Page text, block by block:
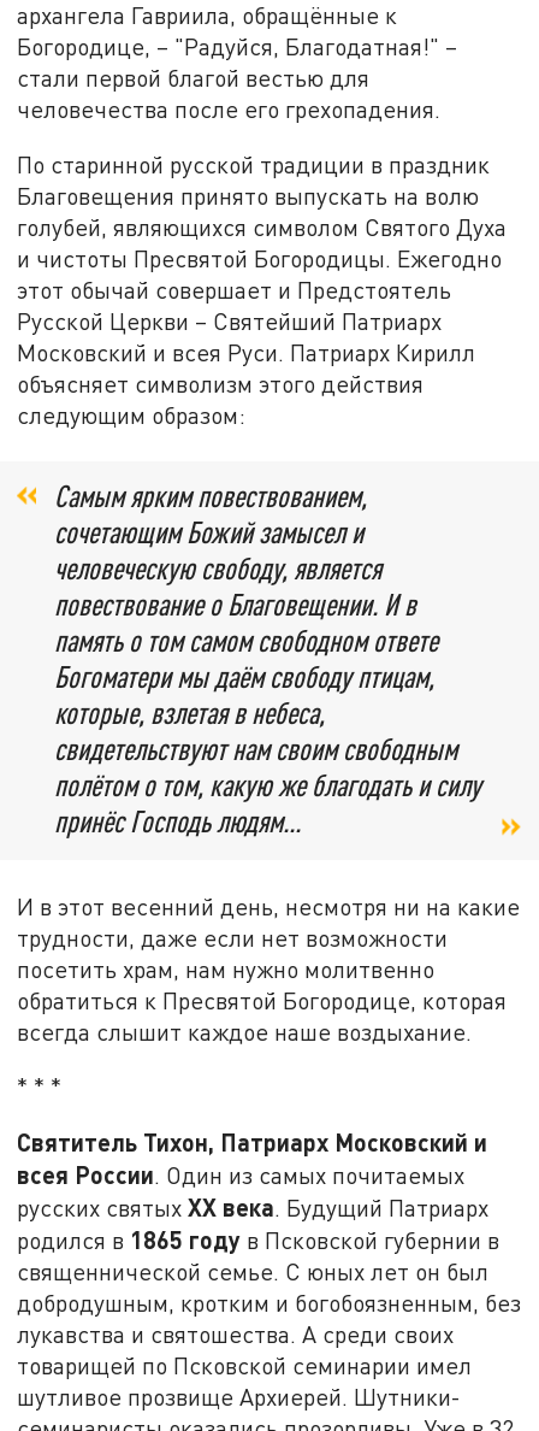
архангела Гавриила, обращённые к
Богородице, – "Радуйся, Благодатная!" –
стали первой благой вестью для
человечества после его грехопадения.
По старинной русской традиции в праздник
Благовещения принято выпускать на волю
голубей, являющихся символом Святого Духа
и чистоты Пресвятой Богородицы. Ежегодно
этот обычай совершает и Предстоятель
Русской Церкви – Святейший Патриарх
Московский и всея Руси. Патриарх Кирилл
объясняет символизм этого действия
следующим образом:
Самым ярким повествованием,
сочетающим Божий замысел и
человеческую свободу, является
повествование о Благовещении. И в
память о том самом свободном ответе
Богоматери мы даём свободу птицам,
которые, взлетая в небеса,
свидетельствуют нам своим свободным
полётом о том, какую же благодать и силу
принёс Господь людям...
И в этот весенний день, несмотря ни на какие
трудности, даже если нет возможности
посетить храм, нам нужно молитвенно
обратиться к Пресвятой Богородице, которая
всегда слышит каждое наше воздыхание.
* * *
Святитель Тихон, Патриарх Московский и
всея России. Один из самых почитаемых
русских святыхXX века. Будущий Патриарх
родился в 1865 году в Псковской губернии в
священнической семье. С юных лет он был
добродушным, кротким и богобоязненным, без
лукавства и святошества. А среди своих
товарищей по Псковской семинарии имел
шутливое прозвище Архиерей. Шутники-